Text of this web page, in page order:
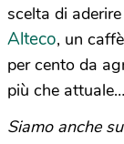
scelta di
Alteco, un
per cento da
più che
Siamo anche